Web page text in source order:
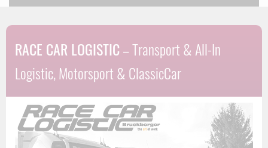
RACE CAR LOGISTIC– Transport & All-In
Logistic, Motorsport & ClassicCar